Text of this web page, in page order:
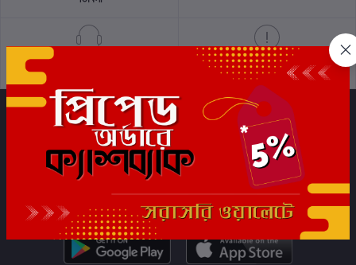
গোপনীয়তা নীতি
সাবস্ক্রাইব